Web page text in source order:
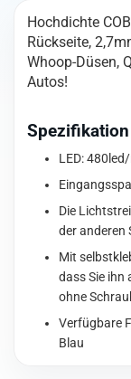
Hochdichte
Rückseite,
Whoop-Düsen,
Autos!
Spezifikation
LED:
Die
der anderen
Mit
dass Sie ihn
ohne
Verfügbare
Blau